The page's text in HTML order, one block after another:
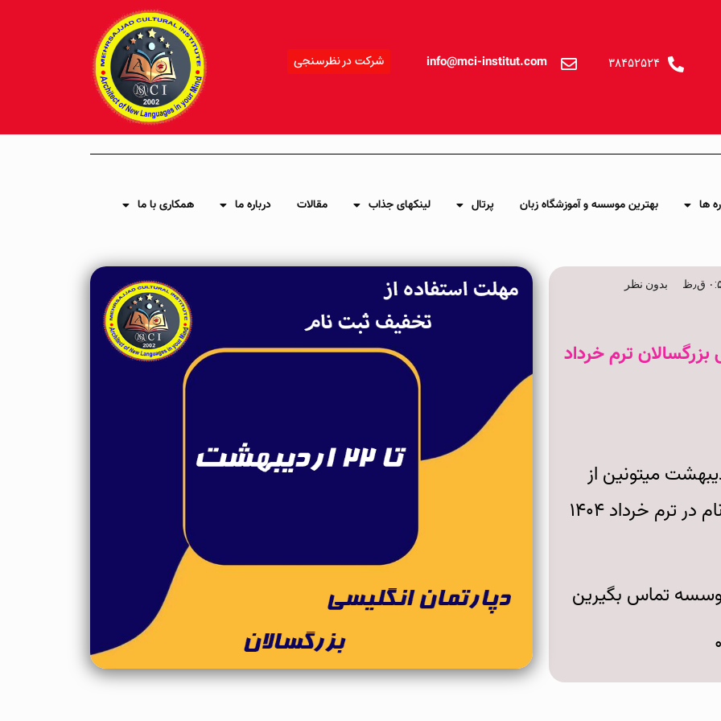
۳۸۴۵۲۵۲۴ info@mci-institut.com شرکت در نظرسنجی
ها بهترین موسسه و آموزشگاه زبان پرتال لینکهای جذاب مقالات درباره ما همکاری با ما
ق٫ظ بدون نظر
ترم خرداد
عزیز تا دوشنبه ۲۲ اردیبهشت میتونین از
تخفیف در نظرگرفته شده برای ثبت نام در ترم خرداد ۱۴۰۴
تماس بگیرین